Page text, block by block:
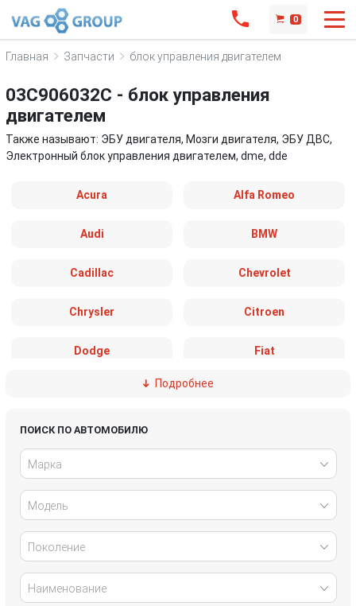
0
Главная Запчасти блок управления двигателем
03C906032C - блок управления
двигателем
Также называют: ЭБУ двигателя, Мозги двигателя, ЭБУ ДВС,
Электронный блок управления двигателем, dme, dde
Acura Alfa Romeo
Audi BMW
Cadillac Chevrolet
Chrysler Citroen
Dodge Fiat
Honda
Kia
Land Rover
Подробнее
ПОИСК ПО АВТОМОБИЛЮ
Марка
Модель
Поколение
Наименование